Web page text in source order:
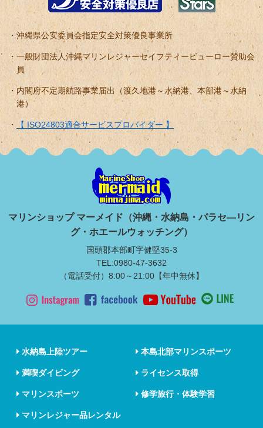
沖縄県公安委員会指定安全対策優良事業所
一般財団法人沖縄マリンレジャーセイフティービューロー賛助会
員
内閣府不定期航路事業届出（渡久地港～水納港、本部港～水納
港）
【 ISO24803適合サービスプロバイダー 】
マリンショップ マーメイド（沖縄・水納島・パラセ―リン
グ・ホエールウォッチング）
国頭郡本部町字健堅35-3
TEL:0980-47-3632
（電話受付）8:00～21:00【年中無休】
水納島上陸ツアー 本島北部マリンスポーツ
満喫ダイビング ライセンス取得
マリンスポーツ 修学旅行・体験学習
マリンレジャー品レンタル